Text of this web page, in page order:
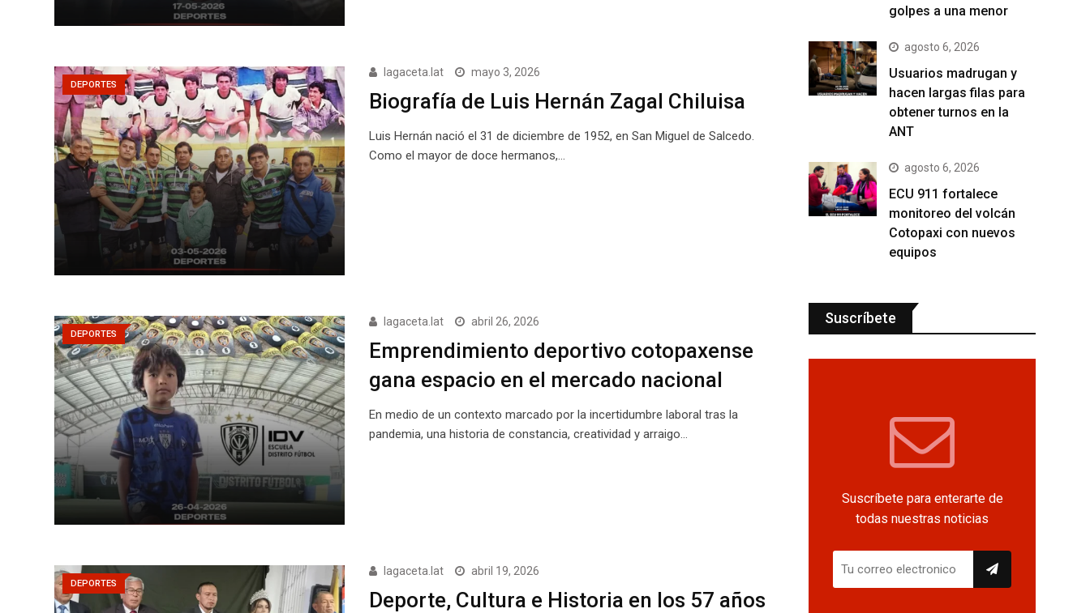
DEPORTES
lagaceta.lat mayo 3, 2026
Biografía de Luis Hernán Zagal Chiluisa
Luis Hernán nació el 31 de diciembre de 1952, en San Miguel de Salcedo.
Como el mayor de doce hermanos,…
DEPORTES
lagaceta.lat abril 26, 2026
Emprendimiento deportivo cotopaxense
gana espacio en el mercado nacional
En medio de un contexto marcado por la incertidumbre laboral tras la
pandemia, una historia de constancia, creatividad y arraigo…
DEPORTES
lagaceta.lat abril 19, 2026
Deporte, Cultura e Historia en los 57 años
golpes a una menor
agosto 6, 2026
Usuarios madrugan y
hacen largas filas para
obtener turnos en la
ANT
agosto 6, 2026
ECU 911 fortalece
monitoreo del volcán
Cotopaxi con nuevos
equipos
Suscríbete
Suscríbete para enterarte de
todas nuestras noticias